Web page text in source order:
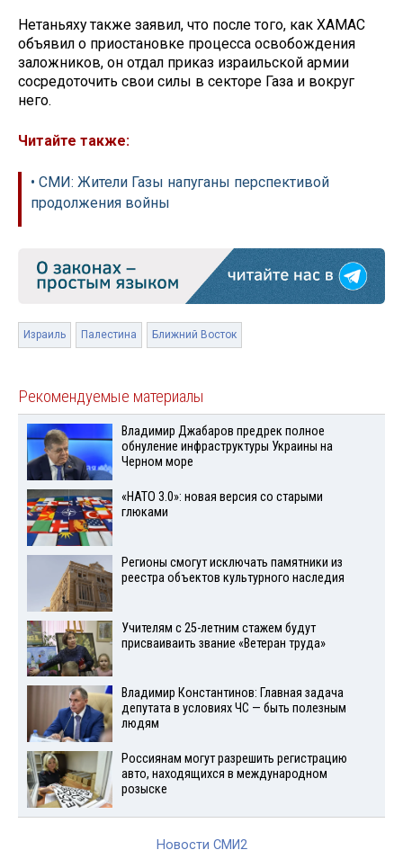
Нетаньяху также заявил, что после того, как ХАМАС
объявил о приостановке процесса освобождения
заложников, он отдал приказ израильской армии
сосредоточить свои силы в секторе Газа и вокруг
него.
Читайте также:
• СМИ: Жители Газы напуганы перспективой
продолжения войны
Израиль Палестина Ближний Восток
Рекомендуемые материалы
Владимир Джабаров предрек полное
обнуление инфраструктуры Украины на
Черном море
«НАТО 3.0»: новая версия со старыми
глюками
Регионы смогут исключать памятники из
реестра объектов культурного наследия
Учителям с 25-летним стажем будут
присваиваить звание «Ветеран труда»
Владимир Константинов: Главная задача
депутата в условиях ЧС — быть полезным
людям
Россиянам могут разрешить регистрацию
авто, находящихся в международном
розыске
Новости СМИ2